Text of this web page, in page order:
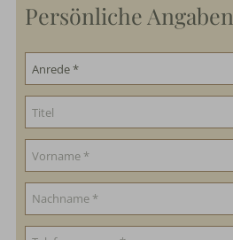
Persönliche Angaben